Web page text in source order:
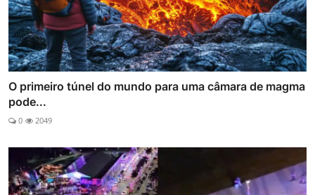
O primeiro túnel do mundo para uma câmara de magma
pode...
0 2049